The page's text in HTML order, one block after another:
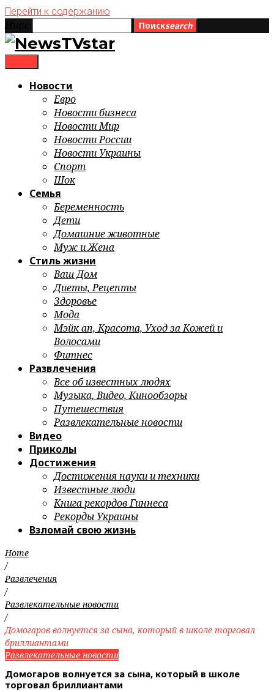
Перейти к содержанию
Поискsearch
Новости
Евро
Новости бизнеса
Новости Мир
Новости России
Новости Украины
Спорт
Шок
Семья
Беременность
Дети
Домашние животные
Муж и Жена
Стиль жизни
Ваш Дом
Диеты, Рецепты
Здоровье
Мода
Мэйк ап, Красота, Уход за Кожей и
Волосами
Фитнес
Развлечения
Все об известных людях
Музыка, Видео, Кинообзоры
Путешествия
Развлекательные новости
Видео
Приколы
Достижения
Достижения науки и техники
Известные люди
Книга рекордов Гиннеса
Рекорды Украины
Взломай свою жизнь
Home
/
Развлечения
/
Развлекательные новости
/
Домогаров волнуется за сына, который в школе торговал
бриллиантами
Развлекательные новости
Домогаров волнуется за сына, который в школе
торговал бриллиантами